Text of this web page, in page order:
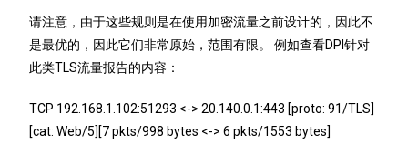
请注意，由于这些规则是在使用加密流量之前设计的，因此不
是最优的，因此它们非常原始，范围有限。 例如查看DPI针对
此类TLS流量报告的内容：
TCP 192.168.1.102:51293 <-> 20.140.0.1:443 [proto: 91/TLS]
[cat: Web/5][7 pkts/998 bytes <-> 6 pkts/1553 bytes]